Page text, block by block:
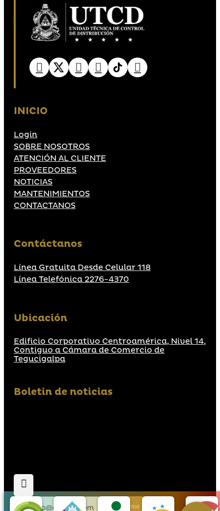
INICIO
Login
SOBRE NOSOTROS
ATENCIÓN AL CLIENTE
PROVEEDORES
NOTICIAS
MANTENIMIENTOS
CONTACTANOS
Contáctanos
Línea Gratuita Desde Celular 118
Línea Telefónica 2276-4370
Ubicación
Edificio Corporativo Centroamérica, Nivel 14,
Contiguo a Cámara de Comercio de
Tegucigalpa
Boletin de noticias
Suscribirme